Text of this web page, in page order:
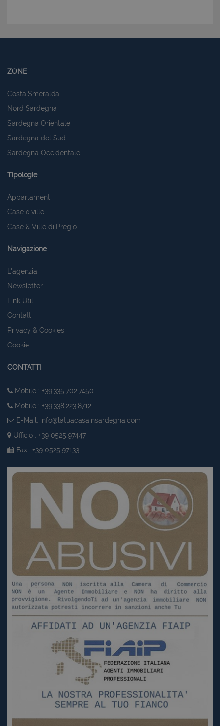
ZONE
Costa Smeralda
Nord Sardegna
Sardegna Orientale
Sardegna del Sud
Sardegna Occidentale
Tipologie
Appartamenti
Case e ville
Case & Ville di Pregio
Navigazione
L'agenzia
Newsletter
Link Utili
Contatti
Privacy & Cookies
Cookie
CONTATTI
Mobile : +39.335.702.7450
Mobile : +39.338.223.8712
E-Mail: info@latuacasainsardegna.com
Ufficio : +39 0525.97447
Fax : +39 0525.97133